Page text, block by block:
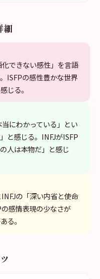
細
できない感性」を言語
ISFPの感性豊かな世界
じる。
にわかっている」とい
と感じる。INFJがISFP
人は本物だ」と感じ
の「深い内省と使命
感情表現の少なさが
る。